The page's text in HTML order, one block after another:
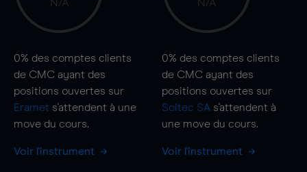
N/A
0% des comptes clients
de CMC ayant des
positions ouvertes sur
Eramet s'attendent à une
move du cours.
Voir l'instrument
N/A
0% des comptes clients
de CMC ayant des
positions ouvertes sur
Soitec SA s'attendent à
une move du cours.
Voir l'instrument